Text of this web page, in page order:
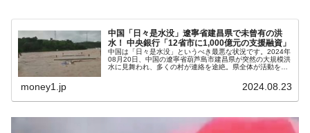
に韓国がいっちょがみしたのでは。
『Money1』
韓国政府『BYD』車への補助金を全廃 ⇒ 実
は韓国で『BYD』車は売れている。6カ月で対前年同期比
1.9倍！
中国「日々是水没」遼寧省建昌県で未曾有の洪
水！ 中央銀行「12省市に1,000億元の支援融資」
中国は「日々是水没」というべき最悪な状況です。2024年
08月20日、中国の遼寧省葫芦島市建昌県が突然の大規模洪
水に見舞われ、多くの村が連絡を途絶。県全体が活動を停
money1.jp 2024.08.23